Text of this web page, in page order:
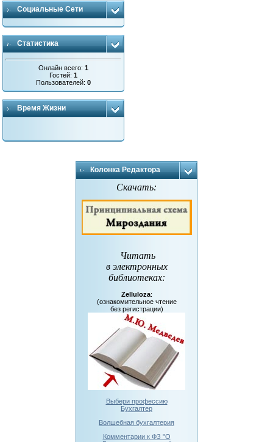
Социальные Сети
Статистика
Онлайн всего:1
Гостей:1
Пользователей:0
Время Жизни
Колонка Редактора
Скачать:
Читать
в электронных
библиотеках:
Zelluloza:
(ознакомительное чтение
без регистрации)
Выбери профессию
Бухгалтер
Волшебная бухгалтерия
Комментарии к ФЗ "О